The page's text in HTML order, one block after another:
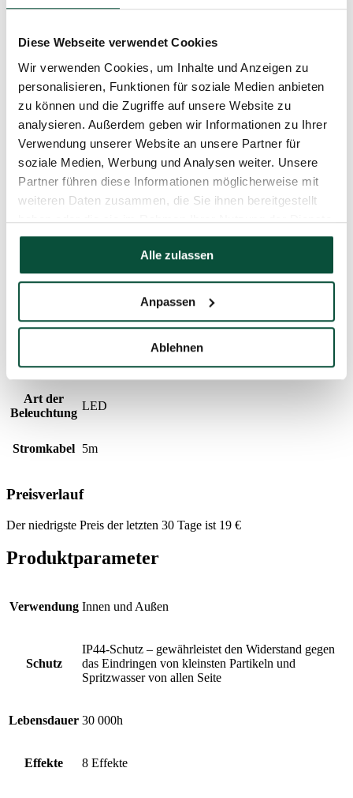
Diese Webseite verwendet Cookies
Wir verwenden Cookies, um Inhalte und Anzeigen zu
personalisieren, Funktionen für soziale Medien anbieten
zu können und die Zugriffe auf unsere Website zu
analysieren. Außerdem geben wir Informationen zu Ihrer
Verwendung unserer Website an unsere Partner für
soziale Medien, Werbung und Analysen weiter. Unsere
Partner führen diese Informationen möglicherweise mit
weiteren Daten zusammen, die Sie ihnen bereitgestellt
haben oder die sie im Rahmen Ihrer Nutzung der Dienste
gesammelt haben.
Alle zulassen
Anpassen
Ablehnen
Verwendung Innen und Außen
Schutz
IP44-Schutz – gewährleistet den Widerstand gegen
das Eindringen von kleinsten Partikeln und
Spritzwasser von allen Seite
Lebensdauer 30 000h
Timer 8h/16h
Länge 16m
LED-Lichter
160
LED-Lichter
Kaltweiß
Art der
Beleuchtung
LED
Stromkabel 5m
Preisverlauf
Der niedrigste Preis der letzten 30 Tage ist 19 €
Produktparameter
Verwendung Innen und Außen
Schutz
IP44-Schutz – gewährleistet den Widerstand gegen
das Eindringen von kleinsten Partikeln und
Spritzwasser von allen Seite
Lebensdauer 30 000h
Effekte 8 Effekte